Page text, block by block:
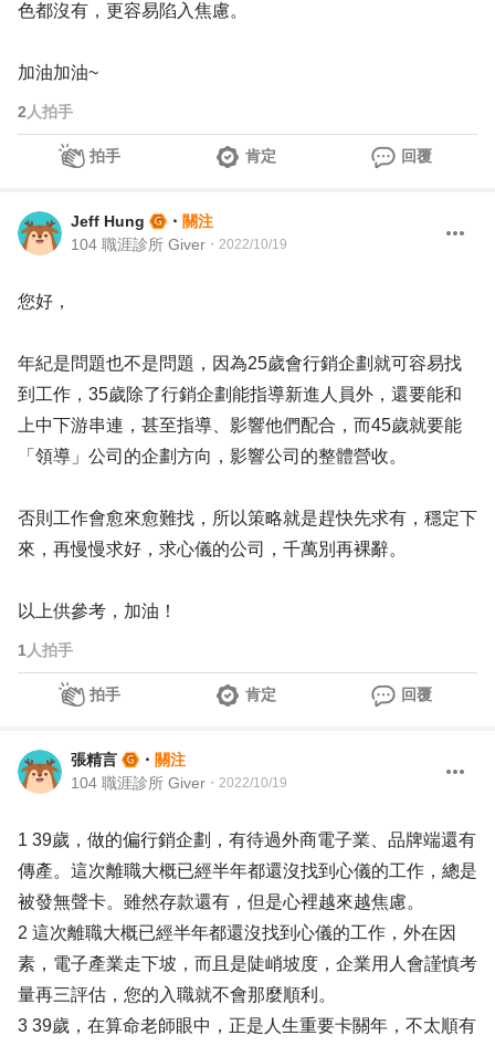
色都沒有，更容易陷入焦慮。
加油加油~
2 人拍手
拍手 肯定 回覆
Jeff Hung ・ 關注
104 職涯診所 Giver ・ 2022/10/19
您好，
年紀是問題也不是問題，因為25歲會行銷企劃就可容易找
到工作，35歲除了行銷企劃能指導新進人員外，還要能和
上中下游串連，甚至指導、影響他們配合，而45歲就要能
「領導」公司的企劃方向，影響公司的整體營收。
否則工作會愈來愈難找，所以策略就是趕快先求有，穩定下
來，再慢慢求好，求心儀的公司，千萬別再裸辭。
以上供參考，加油！
1 人拍手
拍手 肯定 回覆
張精言 ・ 關注
104 職涯診所 Giver ・ 2022/10/19
1 39歲，做的偏行銷企劃，有待過外商電子業、品牌端還有
傳產。這次離職大概已經半年都還沒找到心儀的工作，總是
被發無聲卡。雖然存款還有，但是心裡越來越焦慮。
2 這次離職大概已經半年都還沒找到心儀的工作，外在因
素，電子產業走下坡，而且是陡峭坡度，企業用人會謹慎考
量再三評估，您的入職就不會那麼順利。
3 39歲，在算命老師眼中，正是人生重要卡關年，不太順有